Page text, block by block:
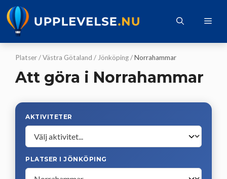
Hoppa
till
innehåll
Platser/Västra Götaland / Jönköping/Norrahammar
Att göra i Norrahammar
AKTIVITETER
PLATSER I JÖNKÖPING